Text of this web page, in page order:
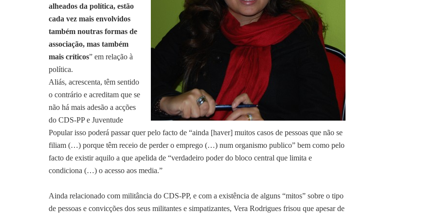
alheados da política, estão
cada vez mais envolvidos
também noutras formas de
associação, mas também
mais críticos” em relação à
política.
Aliás, acrescenta, têm sentido
o contrário e acreditam que se
não há mais adesão a acções
do CDS-PP e Juventude
Popular isso poderá passar quer pelo facto de “ainda [haver] muitos casos de pessoas que não se
filiam (…) porque têm receio de perder o emprego (…) num organismo publico” bem como pelo
facto de existir aquilo a que apelida de “verdadeiro poder do bloco central que limita e
condiciona (…) o acesso aos media.”
Ainda relacionado com militância do CDS-PP, e com a existência de alguns “mitos” sobre o tipo
de pessoas e convicções dos seus militantes e simpatizantes, Vera Rodrigues frisou que apesar de